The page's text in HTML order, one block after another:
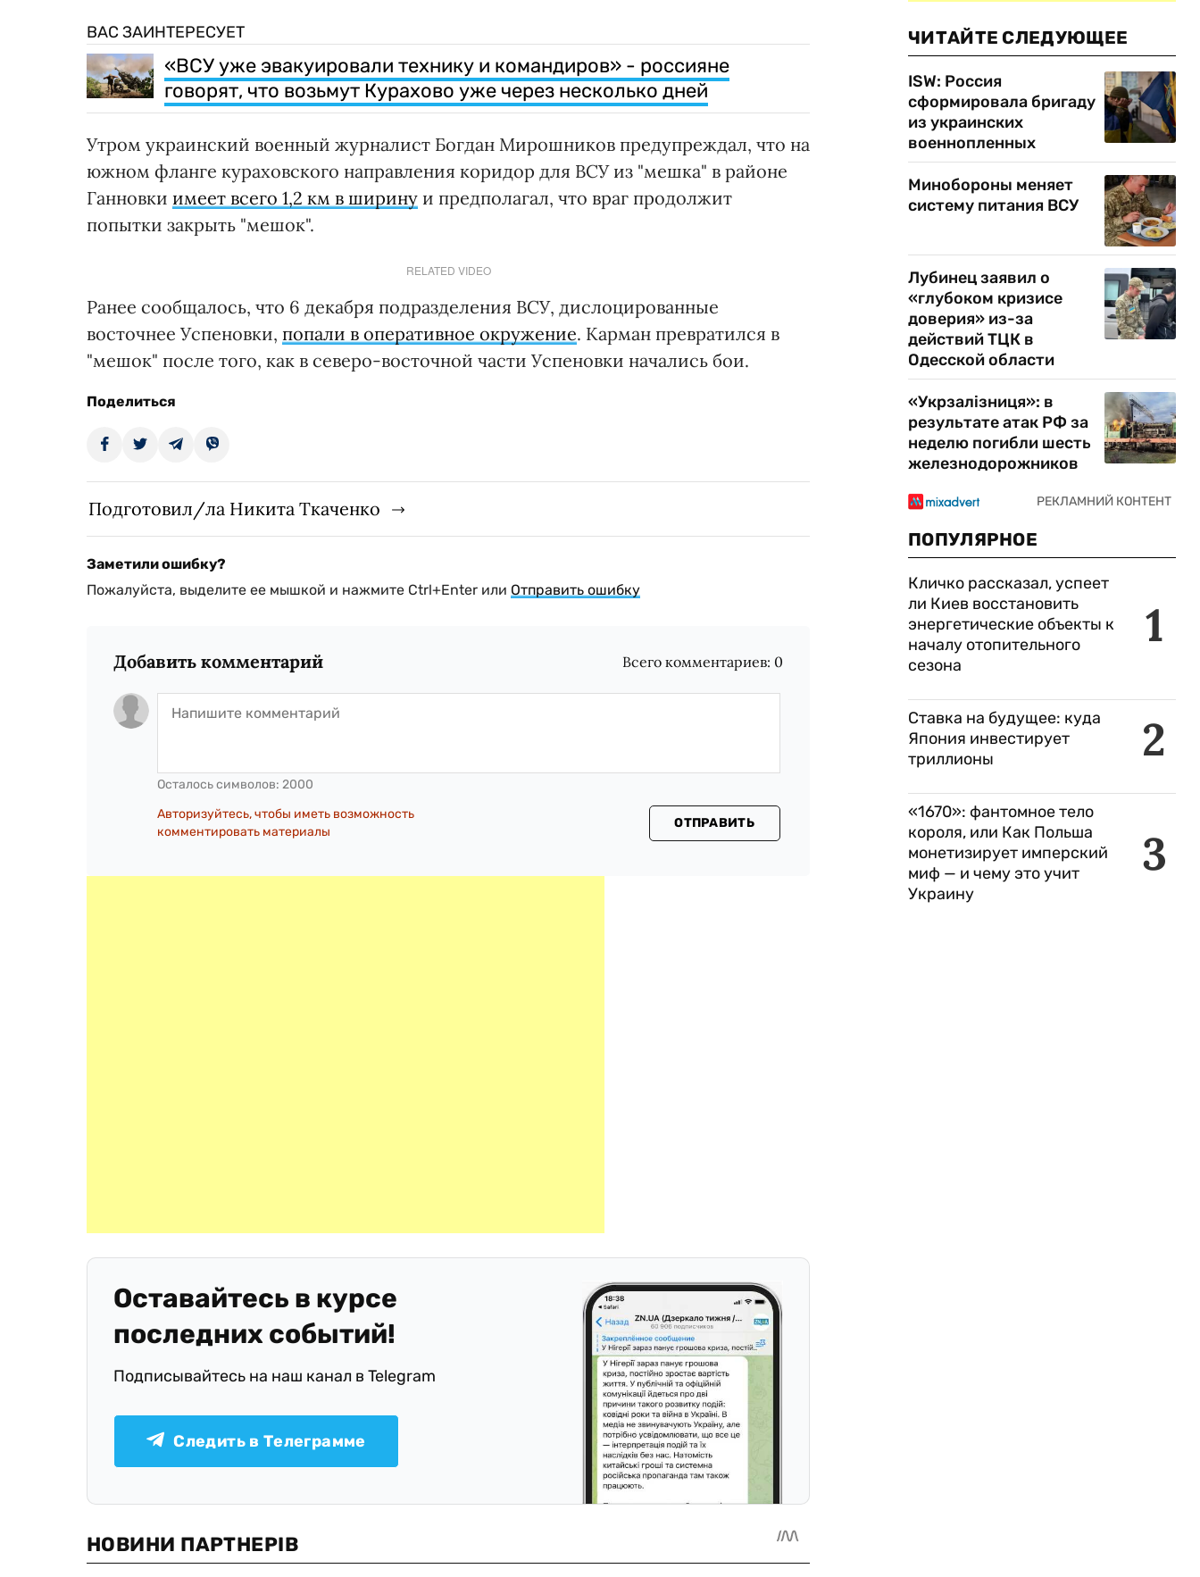
ВАС ЗАИНТЕРЕСУЕТ
«ВСУ уже эвакуировали технику и командиров» - россияне
говорят, что возьмут Курахово уже через несколько дней
Утром украинский военный журналист Богдан Мирошников предупреждал, что на
южном фланге кураховского направления коридор для ВСУ из "мешка" в районе
Ганновки имеет всего 1,2 км в ширину и предполагал, что враг продолжит
попытки закрыть "мешок".
RELATED VIDEO
Ранее сообщалось, что 6 декабря подразделения ВСУ, дислоцированные
восточнее Успеновки, попали в оперативное окружение. Карман превратился в
"мешок" после того, как в северо-восточной части Успеновки начались бои.
Поделиться
Подготовил/ла Никита Ткаченко
Заметили ошибку?
Пожалуйста, выделите ее мышкой и нажмите Ctrl+Enter или Отправить ошибку
Добавить комментарий Всего комментариев: 0
Осталось символов: 2000
Авторизуйтесь, чтобы иметь возможность
комментировать материалы
ОТПРАВИТЬ
Оставайтесь в курсе
последних событий!
Подписывайтесь на наш канал в Telegram
Следить в Телеграмме
ЧИТАЙТЕ СЛЕДУЮЩЕЕ
ISW: Россия
сформировала бригаду
из украинских
военнопленных
Минобороны меняет
систему питания ВСУ
Лубинец заявил о
«глубоком кризисе
доверия» из-за
действий ТЦК в
Одесской области
«Укрзалізниця»: в
результате атак РФ за
неделю погибли шесть
железнодорожников
ПОПУЛЯРНОЕ
1
Кличко рассказал, успеет
ли Киев восстановить
энергетические объекты к
началу отопительного
сезона
2
Ставка на будущее: куда
Япония инвестирует
триллионы
3
«1670»: фантомное тело
короля, или Как Польша
монетизирует имперский
миф — и чему это учит
Украину